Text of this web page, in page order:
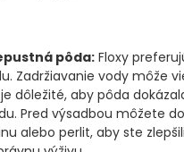
pôda: Floxy
Zadržiavanie vody môže
dôležité, aby pôda
Pred výsadbou môžete
alebo perlit, aby ste